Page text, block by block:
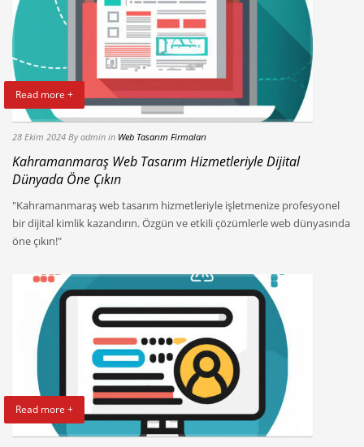
Read more +
28 Ekim 2024 By admin in Web Tasarım Firmaları
Kahramanmaraş Web Tasarım Hizmetleriyle Dijital
Dünyada Öne Çıkın
"Kahramanmaraş web tasarım hizmetleriyle işletmenize profesyonel
bir dijital kimlik kazandırın. Özgün ve etkili çözümlerle web dünyasında
öne çıkın!"
Read more +